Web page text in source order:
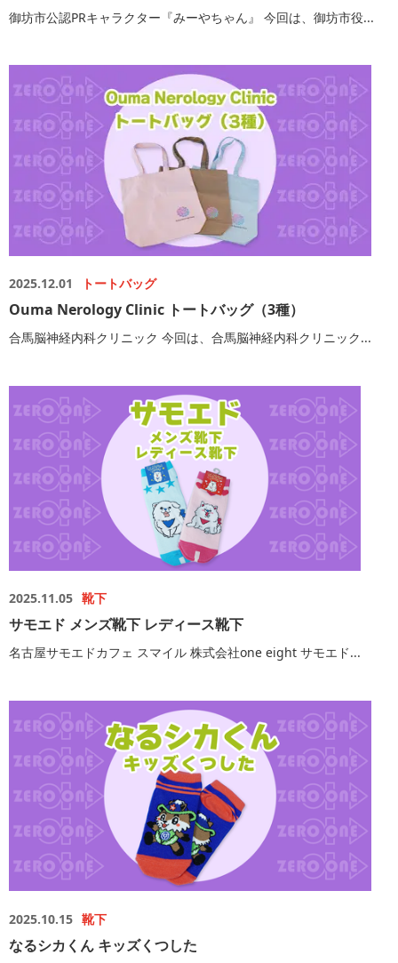
御坊市公認PRキャラクター『みーやちゃん』 今回は、御坊市役...
2025.12.01 トートバッグ
Ouma Nerology Clinic トートバッグ（3種）
合馬脳神経内科クリニック 今回は、合馬脳神経内科クリニック...
2025.11.05 靴下
サモエド メンズ靴下 レディース靴下
名古屋サモエドカフェ スマイル 株式会社one eight サモエド...
2025.10.15 靴下
なるシカくん キッズくつした